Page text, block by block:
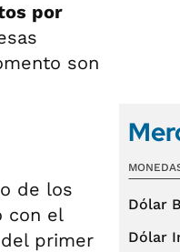
por
son
de los
con el
primer
Dólar
Dólar